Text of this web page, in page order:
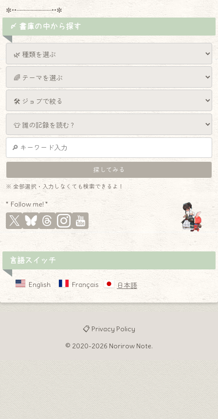
✼••┈┈┈┈┈┈┈┈┈••✼
〆 書庫の中から探す
※ 全部選択・入力しなくても検索できるよ！
* Follow me! *
言語スイッチ
English Français 日本語
📋 Privacy Policy
© 2020-2026 Norirow Note.